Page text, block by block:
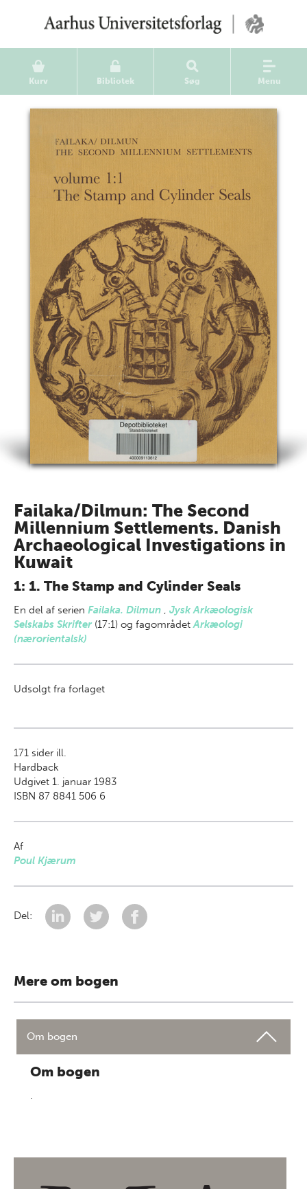
Kurv Bibliotek Søg Menu
Failaka/Dilmun: The Second
Millennium Settlements. Danish
Archaeological Investigations in
Kuwait
1: 1. The Stamp and Cylinder Seals
En del af serien Failaka. Dilmun , Jysk Arkæologisk
Selskabs Skrifter (17:1) og fagområdetArkæologi
(nærorientalsk)
Udsolgt fra forlaget
171 sider ill.
Hardback
Udgivet 1. januar 1983
ISBN 87 8841 506 6
Af
Poul Kjærum
Del:
Mere om bogen
Om bogen
Om bogen
.